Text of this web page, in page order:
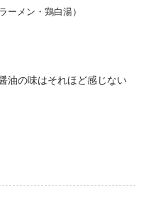
ーメン・鶏白湯）
油の味はそれほど感じない